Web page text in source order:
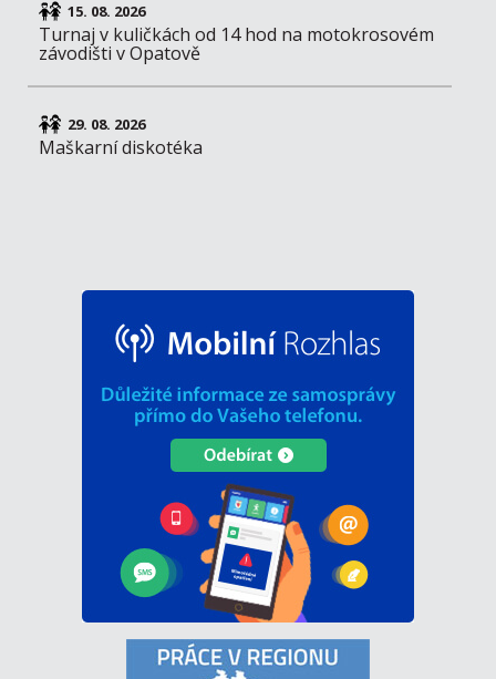
15. 08. 2026
Turnaj v kuličkách od 14 hod na motokrosovém
závodišti v Opatově
29. 08. 2026
Maškarní diskotéka